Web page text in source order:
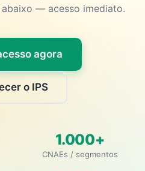
abaixo — acesso imediato.
agora
o IPS
1.000+
CNAEs / segmentos